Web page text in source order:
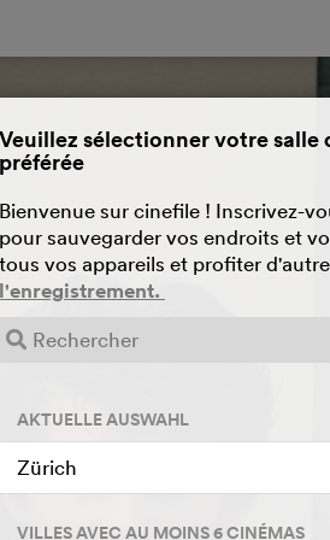
Veuillez sélectionner votre salle
préférée
Bienvenue sur cinefile ! Inscrivez-
pour sauvegarder vos endroits et
tous vos appareils et profiter
l'enregistrement.
AKTUELLE AUSWAHL
Zürich
VILLES AVEC AU MOINS 6 CINÉMAS